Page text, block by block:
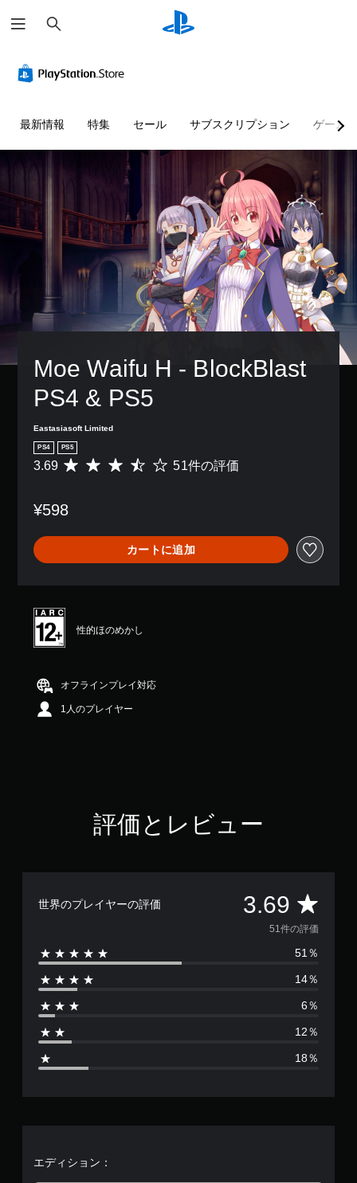
索
最新情報 特集 セール サブスクリプション ゲーム
Moe Waifu H - BlockBlast
PS4 & PS5
Eastasiasoft Limited
PS4 PS5
評
は
1
、
平
価
は
中
3
3.69 51件の評価
¥598
カートに追加
性的ほのめかし
オフラインプレイ対応
1人のプレイヤー
評価とレビュー
世界のプレイヤーの評価 3.69 評
価
数
は
1
51件の評価
51％
14％
6％
12％
18％
エディション：